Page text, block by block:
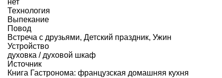
нет
Технология
Выпекание
Повод
Встреча с друзьями, Детский праздник, Ужин
Устройство
духовка / духовой шкаф
Источник
Книга Гастронома: французская домашняя кухня